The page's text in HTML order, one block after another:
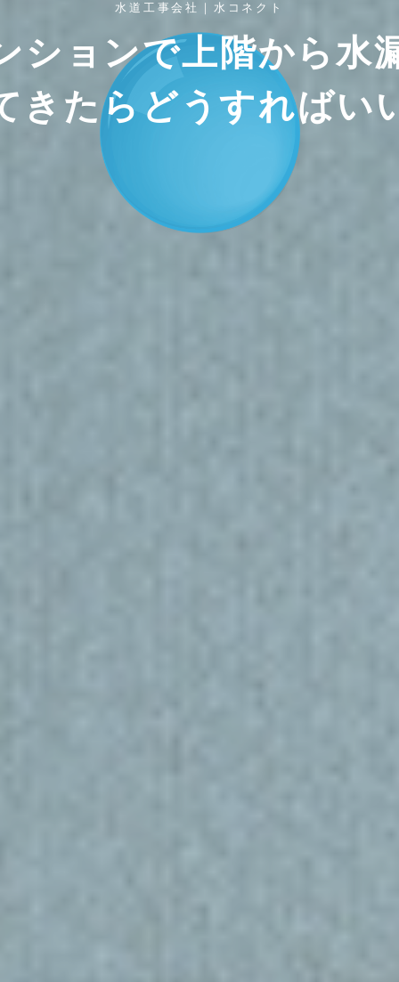
水道工事会社｜水コネクト
ションで上階から水
きたらどうすればい